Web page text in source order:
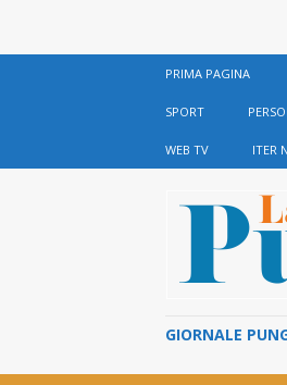
PRIMA PAGINA
SPORT
WEB TV ITER
GIORNALE